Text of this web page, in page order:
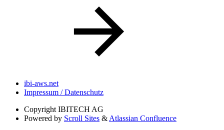
ibi-aws.net
Impressum / Datenschutz
Copyright IBITECH AG
Powered by Scroll Sites & Atlassian Confluence